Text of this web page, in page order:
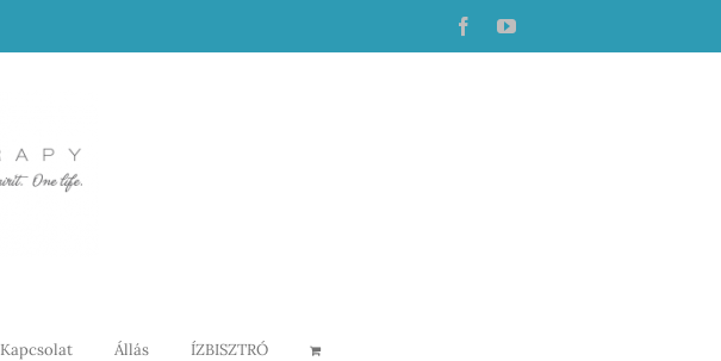
FacebookYouTube
Kapcsolat Állás ÍZBISZTRÓ